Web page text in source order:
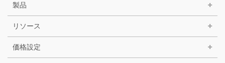
製品
リソース
価格設定